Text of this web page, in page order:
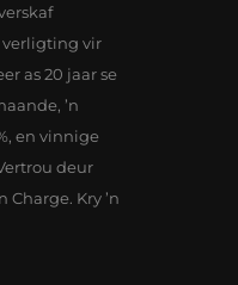
verligting vir
as 20 jaar se
’n
en vinnige
deur
Kry ’n